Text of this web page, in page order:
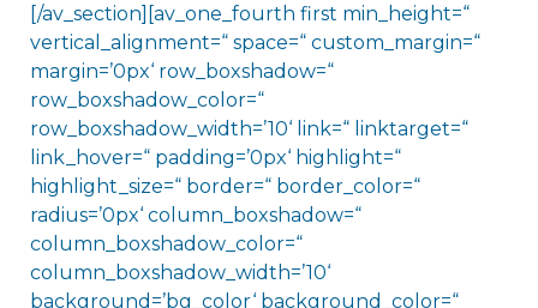
[/av_section][av_one_fourth first min_height=“
vertical_alignment=“ space=“ custom_margin=“
margin=’0px‘ row_boxshadow=“
row_boxshadow_color=“
row_boxshadow_width=’10‘ link=“ linktarget=“
link_hover=“ padding=’0px‘ highlight=“
highlight_size=“ border=“ border_color=“
radius=’0px‘ column_boxshadow=“
column_boxshadow_color=“
column_boxshadow_width=’10‘
background=’bg_color‘ background_color=“